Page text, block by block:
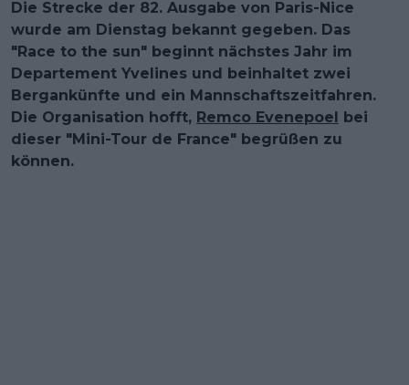
Die Strecke der 82. Ausgabe von Paris-Nice
wurde am Dienstag bekannt gegeben. Das
"Race to the sun" beginnt nächstes Jahr im
Departement Yvelines und beinhaltet zwei
Bergankünfte und ein Mannschaftszeitfahren.
Die Organisation hofft, Remco Evenepoel bei
dieser "Mini-Tour de France" begrüßen zu
können.